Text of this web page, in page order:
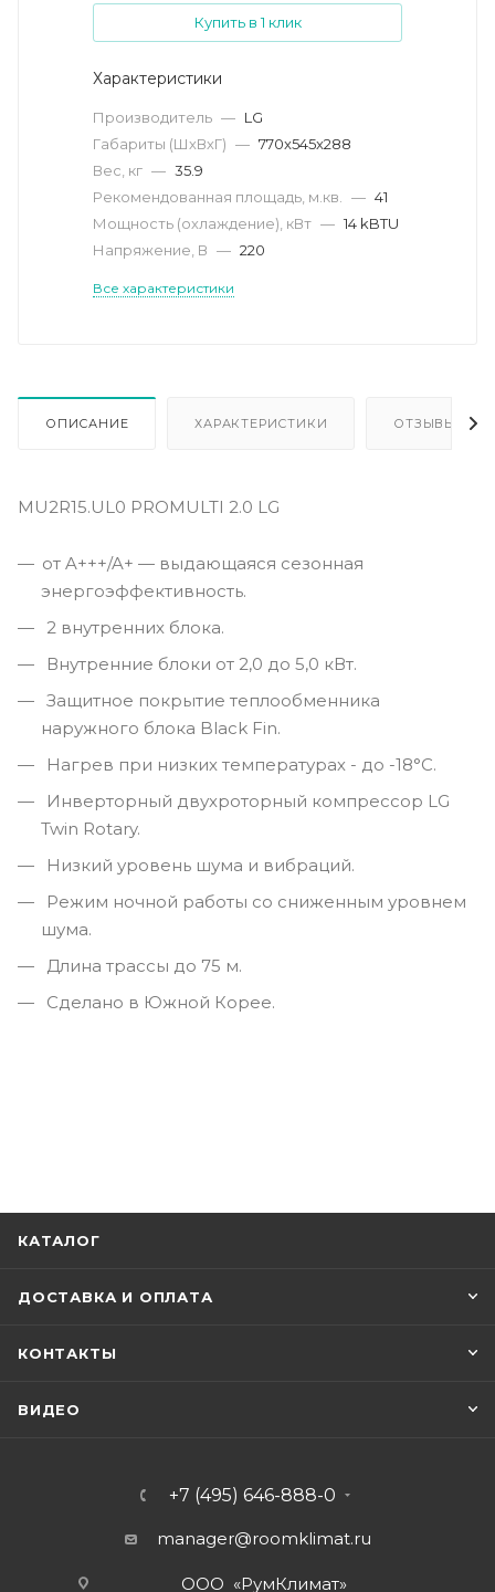
Купить в 1 клик
Характеристики
Производитель — LG
Габариты (ШхВхГ) — 770x545x288
Вес, кг — 35.9
Рекомендованная площадь, м.кв.
— 41
Мощность (охлаждение), кВт — 14 kBTU
Напряжение, В — 220
Все характеристики
ОПИСАНИЕ ХАРАКТЕРИСТИКИ ОТЗЫВЫ
MU2R15.UL0 PROMULTI 2.0 LG
от A+++/A+ — выдающаяся сезонная
энергоэффективность.
2 внутренних блока.
Внутренние блоки от 2,0 до 5,0 кВт.
Защитное покрытие теплообменника
наружного блока Black Fin.
Нагрев при низких температурах - до -18°С.
Инверторный двухроторный компрессор LG
Twin Rotary.
Низкий уровень шума и вибраций.
Режим ночной работы со сниженным уровнем
шума.
Длина трассы до 75 м.
Сделано в Южной Корее.
КАТАЛОГ
ДОСТАВКА И ОПЛАТА
КОНТАКТЫ
ВИДЕО
+7 (495) 646-888-0
manager@roomklimat.ru
ООО «РумКлимат»